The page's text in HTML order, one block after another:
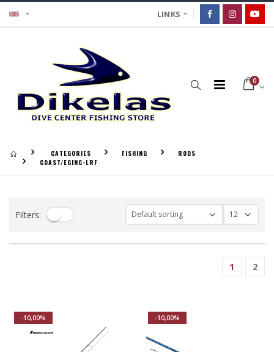
LINKS
0
CATEGORIES FISHING
RODS
COAST/EGING-LRF
Filters:
1 2
-10,00% -10,00%